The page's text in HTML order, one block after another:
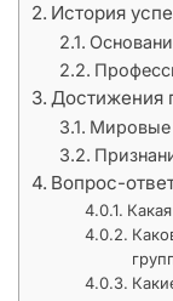
История
Достижения
Мировые
Вопрос-